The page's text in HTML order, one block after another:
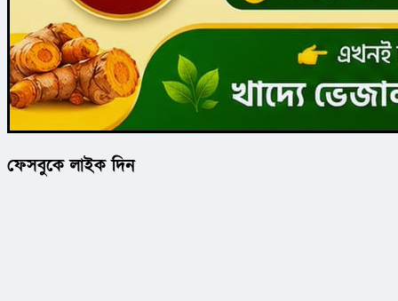
ফেসবুকে লাইক দিন